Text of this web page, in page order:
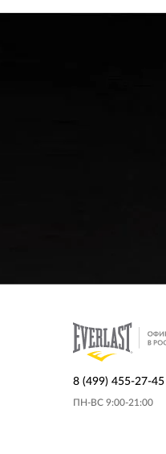
8 (499) 455-27-45
ПН-ВС 9:00-21:00